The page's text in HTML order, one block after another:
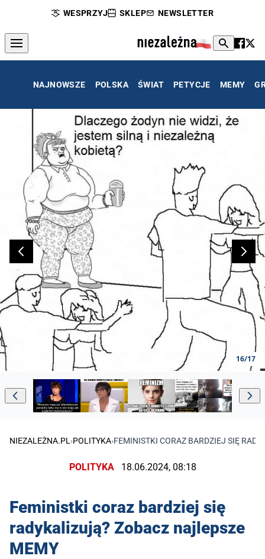
WESPRZYJ SKLEP NEWSLETTER
NAJNOWSZE POLSKA ŚWIAT PETYCJE MEMY
16/17
NIEZALEŻNA.PL›POLITYKA›FEMINISTKI CORAZ BARDZIEJ SIĘ
POLITYKA 18.06.2024, 08:18
Feministki coraz bardziej się
radykalizują? Zobacz najlepsze
MEMY